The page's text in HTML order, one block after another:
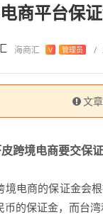
商平台保
海商汇 V 管理员 /
文
跨境电商要交保
境电商的保证金会
币的保证金，而台